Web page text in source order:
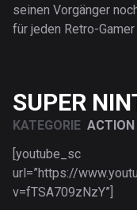
seinen Vorgänger
für jeden Retro-Gamer
SUPER
KATEGORIE ACTION
[youtube_sc
url=”https://
v=fTSA709zNzY”]